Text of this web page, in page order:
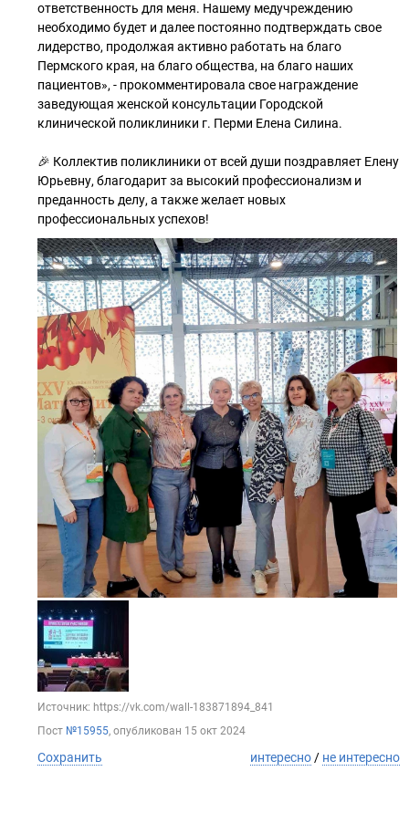
ответственность для меня. Нашему медучреждению
необходимо будет и далее постоянно подтверждать свое
лидерство, продолжая активно работать на благо
Пермского края, на благо общества, на благо наших
пациентов», - прокомментировала свое награждение
заведующая женской консультации Городской
клинической поликлиники г. Перми Елена Силина.
🎉 Коллектив поликлиники от всей души поздравляет Елену
Юрьевну, благодарит за высокий профессионализм и
преданность делу, а также желает новых
профессиональных успехов!
Источник: https://vk.com/wall-183871894_841
Пост №15955, опубликован 15 окт 2024
Сохранить интересно / не интересно